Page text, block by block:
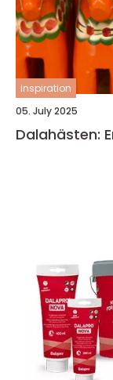
inspiration
05. July 2025
Dalahästen: